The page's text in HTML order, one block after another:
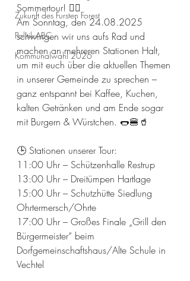
Zukunft des Fursten Forest
Politik-ABC
Kommunalwahl 2026
Sommertour! 🚴‍♀️
Am Sonntag, den 24.08.2025
schwingen wir uns aufs Rad und
machen an mehreren Stationen Halt,
um mit euch über die aktuellen Themen
in unserer Gemeinde zu sprechen –
ganz entspannt bei Kaffee, Kuchen,
kalten Getränken und am Ende sogar
mit Burgern & Würstchen. 🌭🍔🥤
🕒 Stationen unserer Tour:
11:00 Uhr – Schützenhalle Restrup
13:00 Uhr – Dreitümpen Hartlage
15:00 Uhr – Schutzhütte Siedlung
Ohrtermersch/Ohrte
17:00 Uhr – Großes Finale „Grill den
Bürgermeister“ beim
Dorfgemeinschaftshaus/Alte Schule in
Vechtel